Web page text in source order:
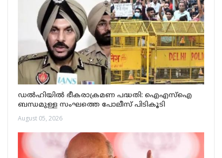
ഡൽഹിയിൽ ഭീകരാക്രമണ പദ്ധതി: ഐഎസ്ഐ
ബന്ധമുള്ള സംഘത്തെ പോലീസ് പിടികൂടി
August 05, 2026